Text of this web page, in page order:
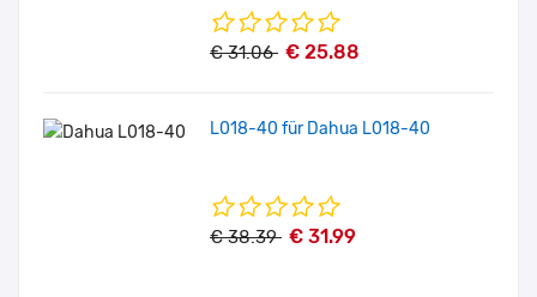
€ 31.06 € 25.88
L018-40 für Dahua L018-40
€ 38.39 € 31.99